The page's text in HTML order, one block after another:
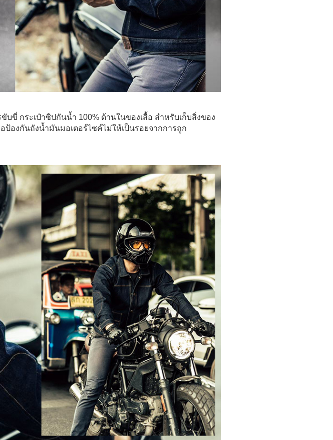
ขี่ กระเป๋าซิปกันน้ำ 100% ด้านในของเสื้อ สำหรับเก็บสิ่งของ
องกันถังนํ้ามันมอเตอร์ไซค์ไม่ให้เป็นรอยจากการถูก